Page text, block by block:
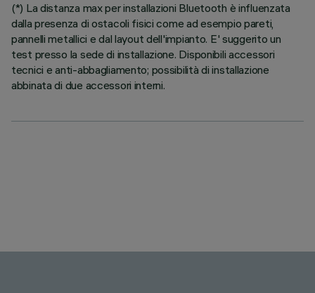
(*) La distanza max per installazioni Bluetooth è influenzata
dalla presenza di ostacoli fisici come ad esempio pareti,
pannelli metallici e dal layout dell'impianto. E' suggerito un
test presso la sede di installazione. Disponibili accessori
tecnici e anti-abbagliamento; possibilità di installazione
abbinata di due accessori interni.